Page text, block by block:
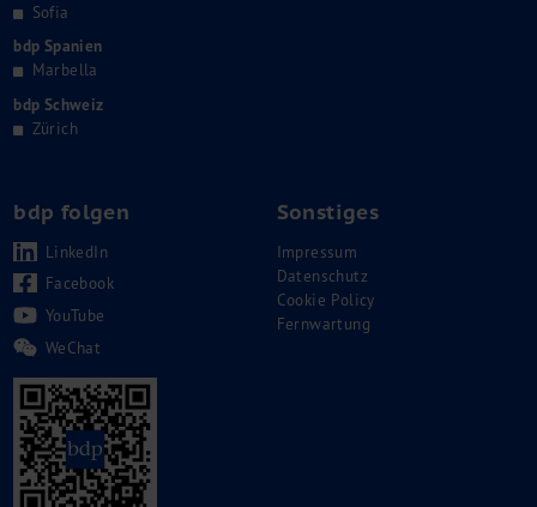
Sofia
bdp Spanien
Marbella
bdp Schweiz
Zürich
bdp folgen
LinkedIn
Facebook
YouTube
WeChat
Sonstiges
Impressum
Datenschutz
Cookie Policy
Fernwartung